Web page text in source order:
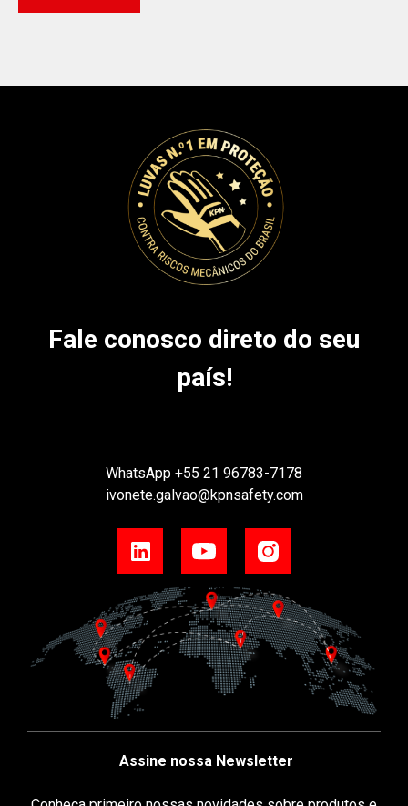
Fale conosco direto do seu
país!
WhatsApp +55 21 96783-7178
ivonete.galvao@kpnsafety.com
Assine nossa Newsletter